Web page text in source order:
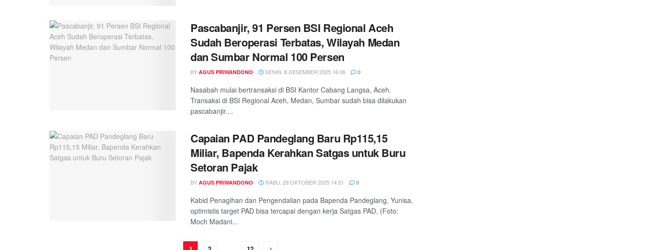
Pascabanjir, 91 Persen BSI Regional Aceh
Sudah Beroperasi Terbatas, Wilayah Medan
dan Sumbar Normal 100 Persen
BY AGUS PRIWANDONO SENIN, 8 DESEMBER 2025 16:06 0
Nasabah mulai bertransaksi di BSI Kantor Cabang Langsa, Aceh.
Transaksi di BSI Regional Aceh, Medan, Sumbar sudah bisa dilakukan
pascabanjir....
Capaian PAD Pandeglang Baru Rp115,15
Miliar, Bapenda Kerahkan Satgas untuk Buru
Setoran Pajak
BY AGUS PRIWANDONO RABU, 29 OKTOBER 2025 14:51 0
Kabid Penagihan dan Pengendalian pada Bapenda Pandeglang, Yunisa,
optimistis target PAD bisa tercapai dengan kerja Satgas PAD. (Foto:
Moch Madani...